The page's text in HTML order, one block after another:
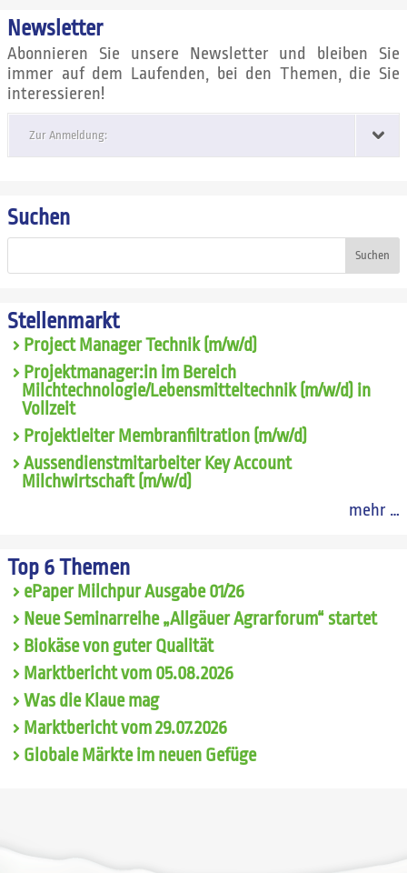
Newsletter
Abonnieren Sie unsere Newsletter und bleiben Sie
immer auf dem Laufenden, bei den Themen, die Sie
interessieren!
Zur Anmeldung:
Suchen
Suchen
Stellenmarkt
Project Manager Technik (m/w/d)
Projektmanager:in im Bereich
Milchtechnologie/Lebensmitteltechnik (m/w/d) in
Vollzeit
Projektleiter Membranfiltration (m/w/d)
Aussendienstmitarbeiter Key Account
Milchwirtschaft (m/w/d)
mehr …
Top 6 Themen
ePaper Milchpur Ausgabe 01/26
Neue Seminarreihe „Allgäuer Agrarforum“ startet
Biokäse von guter Qualität
Marktbericht vom 05.08.2026
Was die Klaue mag
Marktbericht vom 29.07.2026
Globale Märkte im neuen Gefüge